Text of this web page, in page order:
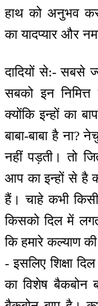
हाथ को अनुभव
का यादप्यार और
दादियों से:- सबसे
सबको इन
क्योंकि इन्हों का
बाबा-बाबा है
नहीं पड़ती। तो
आप का इन्हों से है
हैं। चाहे कभी किसी
किसको दिल में
कि हमारे कल्याण
- इसलिए शिक्षा
का विशेष बैकबोन